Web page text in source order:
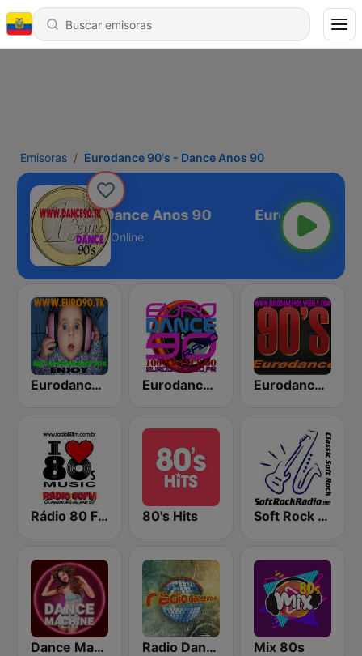
Emisoras Eurodance 90's - Dance Anos 90
90's - Dance Anos 90
Online
Eurodance 90 Eurodance 90 Eurodance 90's Best
Rádio 80 FM - Anos 80 80's Hits Soft Rock Radio
Dance Machine Radio Dance Anos 90 Mix 80s